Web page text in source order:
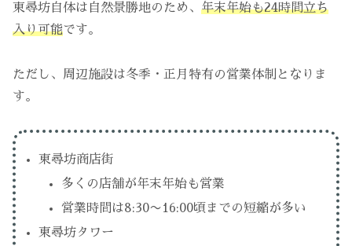
東尋坊自体は自然景勝地のため、 年末年始も24時間立ち
入り可能です。
ただし、周辺施設は冬季・正月特有の営業体制となりま
す。
東尋坊商店街
多くの店舗が年末年始も営業
営業時間は8:30〜16:00頃までの短縮が多い
東尋坊タワー